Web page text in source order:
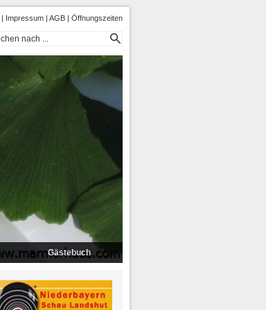
| Impressum | AGB | Öffnungszeiten
Gästebuch